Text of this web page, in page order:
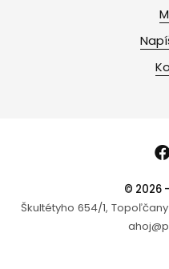
© 2026 -
Škultétyho 654/1, Topoľčany